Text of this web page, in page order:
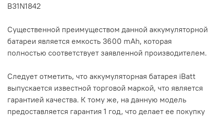
B31N1842
Существенной преимуществом данной аккумуляторной
батареи является емкость 3600 mAh, которая
полностью соответствует заявленной производителем.
Следует отметить, что аккумуляторная батарея iBatt
выпускается известной торговой маркой, что является
гарантией качества. К тому же, на данную модель
предоставляется гарантия 1 год, что делает ее покупку